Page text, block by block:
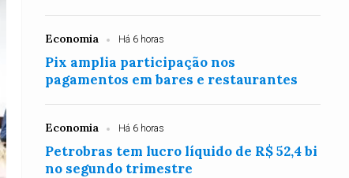
Economia Há 6 horas
Pix amplia participação nos
pagamentos em bares e restaurantes
Economia Há 6 horas
Petrobras tem lucro líquido de R$ 52,4 bi
no segundo trimestre